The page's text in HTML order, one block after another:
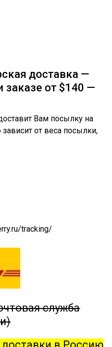
доставка —
заказе от $140 —
Вам посылку на
от веса посылки,
tracking/
служба